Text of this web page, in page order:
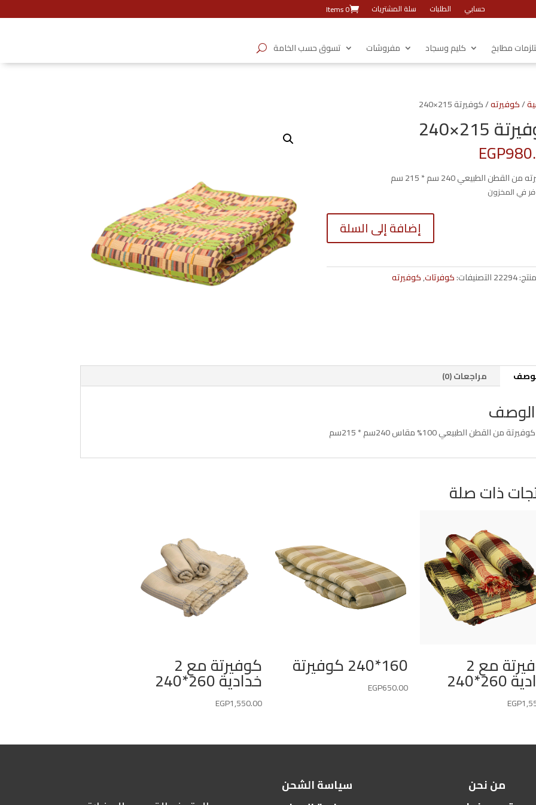
حسابي الطلبات سلة المشتريات 0 Items
مطابخ كليم وسجاد مفروشات تسوق حسب الخامة
/كوفيرته/ كوفيرتة 215×240
215×240
EGP
القطن الطبيعي 240 سم * 215 سم
كمية
215×240
إضافة إلى السلة
22294التصنيفات:كوفرتات,كوفيرته
مراجعات (0)
الوصف
كوفيرتة من القطن الطبيعي 100% مقاس 240سم * 215سم
ذات صلة
كوفيرتة مع 2
EGP
160*240 كوفيرتة
EGP650.00
كوفيرتة مع 2
خدادية 260*240
EGP1,550.00
سياسة الشحن
من نحن